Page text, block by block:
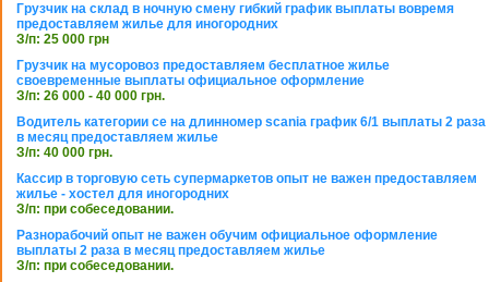
Грузчик на склад в ночную смену гибкий график выплаты вовремя
предоставляем жилье для иногородних
З/п: 25 000 грн
Грузчик на мусоровоз предоставляем бесплатное жилье
своевременные выплаты официальное оформление
З/п: 26 000 - 40 000 грн.
Водитель категории се на длинномер scania график 6/1 выплаты 2 раза
в месяц предоставляем жилье
З/п: 40 000 грн.
Кассир в торговую сеть супермаркетов опыт не важен предоставляем
жилье - хостел для иногородних
З/п: при собеседовании.
Разнорабочий опыт не важен обучим официальное оформление
выплаты 2 раза в месяц предоставляем жилье
З/п: при собеседовании.